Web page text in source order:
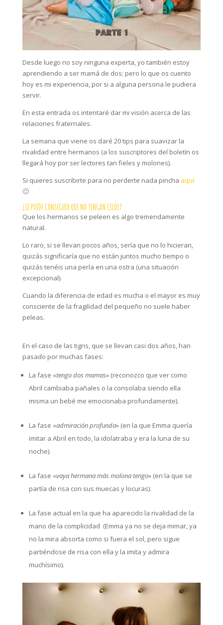
Desde luego no soy ninguna experta, yo también estoy
aprendiendo a ser mamá de dos; pero lo que os cuento
hoy es mi experiencia, por si a alguna persona le pudiera
servir.
En esta entrada os intentaré dar mi visión acerca de las
relaciones fraternales.
La semana que viene os daré 20 tips para suavizar la
rivalidad entre hermanos (a los suscriptores del boletín os
llegará hoy por ser lectores tan fieles y molones).
Si quieres suscribirte para no perderte nada pincha aquí
🙂
¿SE PUEDE CONSEGUIR QUE NO TENGAN CELOS?
Que los hermanos se peleen es algo tremendamente
natural.
Lo raro, si se llevan pocos años, sería que no lo hicieran,
quizás significaría que no están juntos mucho tiempo o
quizás tenéis una perla en una ostra (una situación
excepcional).
Cuando la diferencia de edad es mucha o el mayor es muy
consciente de la fragilidad del pequeño no suele haber
peleas.
En el caso de las tigris, que se llevan casi dos años, han
pasado por muchas fases:
La fase «tengo dos mamas» (reconozco que ver como
Abril cambiaba pañales o la consolaba siendo ella
misma un bebé me emocionaba profundamente).
La fase «admiración profunda» (en la que Emma quería
imitar a Abril en todo, la idolatraba y era la luna de su
noche).
La fase «vaya hermana más molona tengo» (en la que se
partía de risa con sus muecas y locuras).
La fase actual en la que ha aparecido la rivalidad de la
mano de la complicidad (Emma ya no se deja mimar, ya
no la mira absorta como si fuera el sol, pero sigue
partiéndose de risa con ella y la imita y admira
muchísimo).